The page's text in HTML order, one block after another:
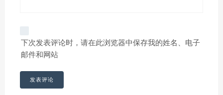
下次发表评论时，请在此浏览器中保存我的姓名、电子
邮件和网站